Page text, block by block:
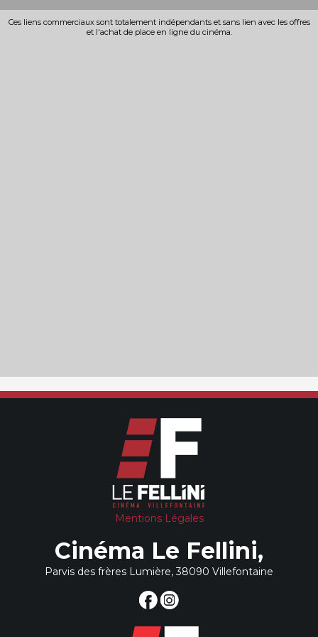
Ces liens commerciaux sont totalement indépendants et sans lien avec les offres
et l'achat de place en ligne du cinéma.
Mentions Légales
Cinéma Le Fellini,
Parvis des frères Lumière, 38090 Villefontaine